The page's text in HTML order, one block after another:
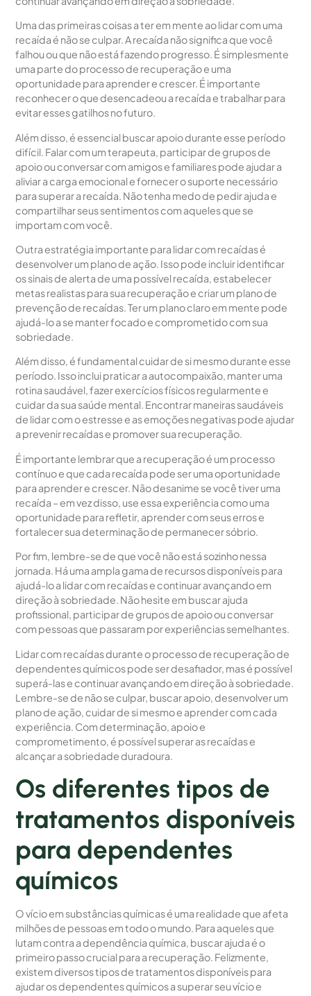
Uma das primeiras coisas a ter em mente ao lidar com uma
recaída é não se culpar. A recaída não significa que você
falhou ou que não está fazendo progresso. É simplesmente
uma parte do processo de recuperação e uma
oportunidade para aprender e crescer. É importante
reconhecer o que desencadeou a recaída e trabalhar para
evitar esses gatilhos no futuro.
Além disso, é essencial buscar apoio durante esse período
difícil. Falar com um terapeuta, participar de grupos de
apoio ou conversar com amigos e familiares pode ajudar a
aliviar a carga emocional e fornecer o suporte necessário
para superar a recaída. Não tenha medo de pedir ajuda e
compartilhar seus sentimentos com aqueles que se
importam com você.
Outra estratégia importante para lidar com recaídas é
desenvolver um plano de ação. Isso pode incluir identificar
os sinais de alerta de uma possível recaída, estabelecer
metas realistas para sua recuperação e criar um plano de
prevenção de recaídas. Ter um plano claro em mente pode
ajudá-lo a se manter focado e comprometido com sua
sobriedade.
Além disso, é fundamental cuidar de si mesmo durante esse
período. Isso inclui praticar a autocompaixão, manter uma
rotina saudável, fazer exercícios físicos regularmente e
cuidar da sua saúde mental. Encontrar maneiras saudáveis
de lidar com o estresse e as emoções negativas pode ajudar
a prevenir recaídas e promover sua recuperação.
É importante lembrar que a recuperação é um processo
contínuo e que cada recaída pode ser uma oportunidade
para aprender e crescer. Não desanime se você tiver uma
recaída – em vez disso, use essa experiência como uma
oportunidade para refletir, aprender com seus erros e
fortalecer sua determinação de permanecer sóbrio.
Por fim, lembre-se de que você não está sozinho nessa
jornada. Há uma ampla gama de recursos disponíveis para
ajudá-lo a lidar com recaídas e continuar avançando em
direção à sobriedade. Não hesite em buscar ajuda
profissional, participar de grupos de apoio ou conversar
com pessoas que passaram por experiências semelhantes.
Lidar com recaídas durante o processo de recuperação de
dependentes químicos pode ser desafiador, mas é possível
superá-las e continuar avançando em direção à sobriedade.
Lembre-se de não se culpar, buscar apoio, desenvolver um
plano de ação, cuidar de si mesmo e aprender com cada
experiência. Com determinação, apoio e
comprometimento, é possível superar as recaídas e
alcançar a sobriedade duradoura.
Os diferentes tipos de
tratamentos disponíveis
para dependentes
químicos
O vício em substâncias químicas é uma realidade que afeta
milhões de pessoas em todo o mundo. Para aqueles que
lutam contra a dependência química, buscar ajuda é o
primeiro passo crucial para a recuperação. Felizmente,
existem diversos tipos de tratamentos disponíveis para
ajudar os dependentes químicos a superar seu vício e